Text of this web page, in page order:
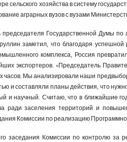
сельского хозяйства в систему
аграрных вузов с вузами
Государственной Думы по
заметил, что благодаря успешной
комплекса, Россия
экспортеров. «Председатель
часов. Мы анализировали наши
и составляли планы действия, что
и научный. Считаю, что в ближайшие
ради заселения территорий и
Комиссии по реализацию
заседания Комиссии по контролю за